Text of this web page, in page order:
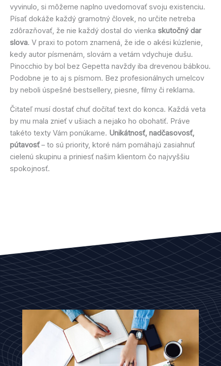
vyvinulo, si môžeme naplno uvedomovať svoju existenciu.
Písať dokáže každý gramotný človek, no určite netreba
zdôrazňovať, že nie každý dostal do vienka skutočný dar
slova. V praxi to potom znamená, že ide o akési kúzlenie,
kedy autor písmenám, slovám a vetám vdychuje dušu.
Pinocchio by bol bez Gepetta navždy iba drevenou bábkou.
Podobne je to aj s písmom. Bez profesionálnych umelcov
by neboli úspešné bestsellery, piesne, filmy či reklama.
Čitateľ musí dostať chuť dočítať text do konca. Každá veta
by mu mala znieť v ušiach a nejako ho obohatiť. Práve
takéto texty Vám ponúkame. Unikátnosť, nadčasovosť,
pútavosť– to sú priority, ktoré nám pomáhajú zasiahnuť
cielenú skupinu a priniesť našim klientom čo najvyššiu
spokojnosť.